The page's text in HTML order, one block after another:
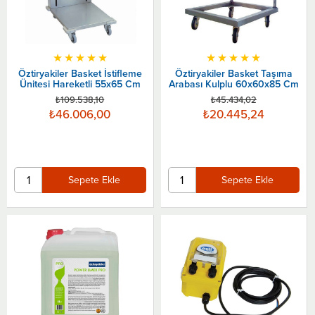
Öztiryakiler Basket İstifleme
Ünitesi Hareketli 55x65 Cm
★★★★★
₺46.006,00
₺109.538,10
Sepete Ekle
Öztiryakiler Basket Taşıma
Arabası Kulplu 60x60x85 Cm
★★★★★
₺20.445,24
₺45.434,02
Sepete Ekle